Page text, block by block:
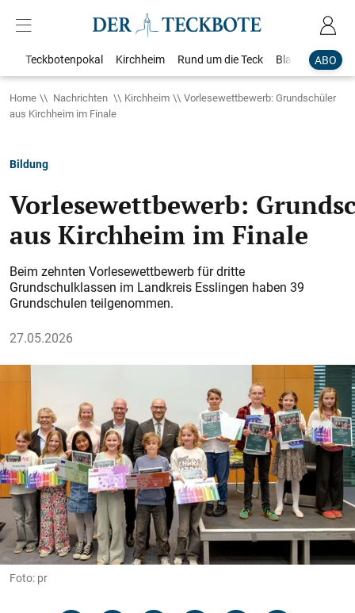
ABO
Teckbotenpokal Kirchheim Rund um die Teck Blaulicht
Home Nachrichten Kirchheim
Vorlesewettbewerb: Grundschüler
aus Kirchheim im Finale
Bildung
Vorlesewettbewerb:
aus Kirchheim im Finale
Beim zehnten Vorlesewettbewerb für dritte
Grundschulklassen im Landkreis Esslingen haben 39
Grundschulen teilgenommen.
27.05.2026
Foto: pr